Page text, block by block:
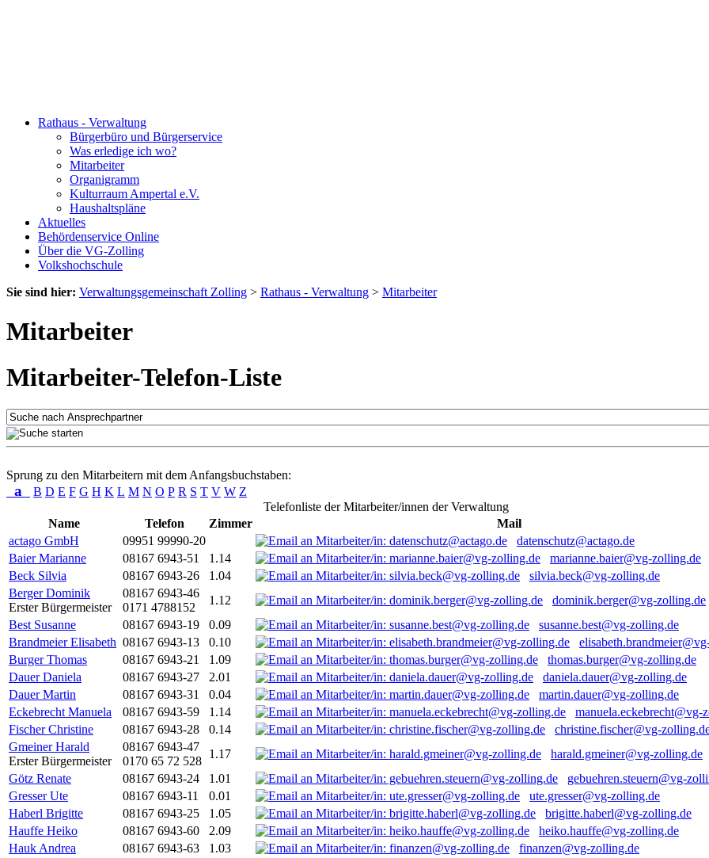
Rathaus - Verwaltung
Bürgerbüro und Bürgerservice
Was erledige ich wo?
Mitarbeiter
Organigramm
Kulturraum Ampertal e.V.
Haushaltspläne
Aktuelles
Behördenservice Online
Über die VG-Zolling
Volkshochschule
Sie sind hier: Verwaltungsgemeinschaft Zolling > Rathaus - Verwaltung > Mitarbeiter
Mitarbeiter
Mitarbeiter-Telefon-Liste
Sprung zu den Mitarbeitern mit dem Anfangsbuchstaben:
a B D E F G H K L M N O P R S T V W Z
Telefonliste der Mitarbeiter/innen der Verwaltung
Name
Telefon Zimmer
Mail
actago GmbH
09951 99990-20
datenschutz@actago.de
Baier Marianne
08167 6943-51 1.14
marianne.baier@vg-zolling.de
Beck Silvia
08167 6943-26 1.04
silvia.beck@vg-zolling.de
Berger Dominik
Erster Bürgermeister
08167 6943-46
0171 4788152
1.12
dominik.berger@vg-zolling.de
Best Susanne
08167 6943-19 0.09
susanne.best@vg-zolling.de
Brandmeier Elisabeth 08167 6943-13 0.10
Burger Thomas
08167 6943-21 1.09
thomas.burger@vg-zolling.de
Dauer Daniela
08167 6943-27 2.01
daniela.dauer@vg-zolling.de
Dauer Martin
08167 6943-31 0.04
martin.dauer@vg-zolling.de
Eckebrecht Manuela
08167 6943-59 1.14
manuela.eckebrecht@vg-
Fischer Christine
08167 6943-28 0.14
christine.fischer@vg-
Gmeiner Harald
Erster Bürgermeister
08167 6943-47
0170 65 72 528
1.17
harald.gmeiner@vg-zolling.de
Götz Renate
08167 6943-24 1.01
gebuehren.steuern@vg-
Gresser Ute
08167 6943-11 0.01
ute.gresser@vg-zolling.de
Haberl Brigitte
08167 6943-25 1.05
brigitte.haberl@vg-zolling.de
Hauffe Heiko
08167 6943-60 2.09
heiko.hauffe@vg-zolling.de
Hauk Andrea
08167 6943-63 1.03
finanzen@vg-zolling.de